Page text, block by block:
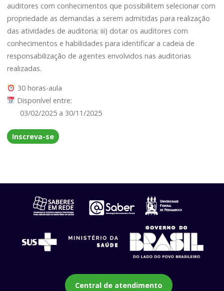
auditores com conhecimentos que possibilitem selecionar com
propriedade as demandas a serem admitidas para realização
das atividades de auditoria; iii) dotar os auditores com
conhecimentos e habilidades para identificar a cadeia de
responsabilização de agentes envolvidos nas auditorias
realizadas.
30 horas-aula
Disponível entre:
03/02/2025 a 30/11/2025
Inscreva-se
Central de atendimento